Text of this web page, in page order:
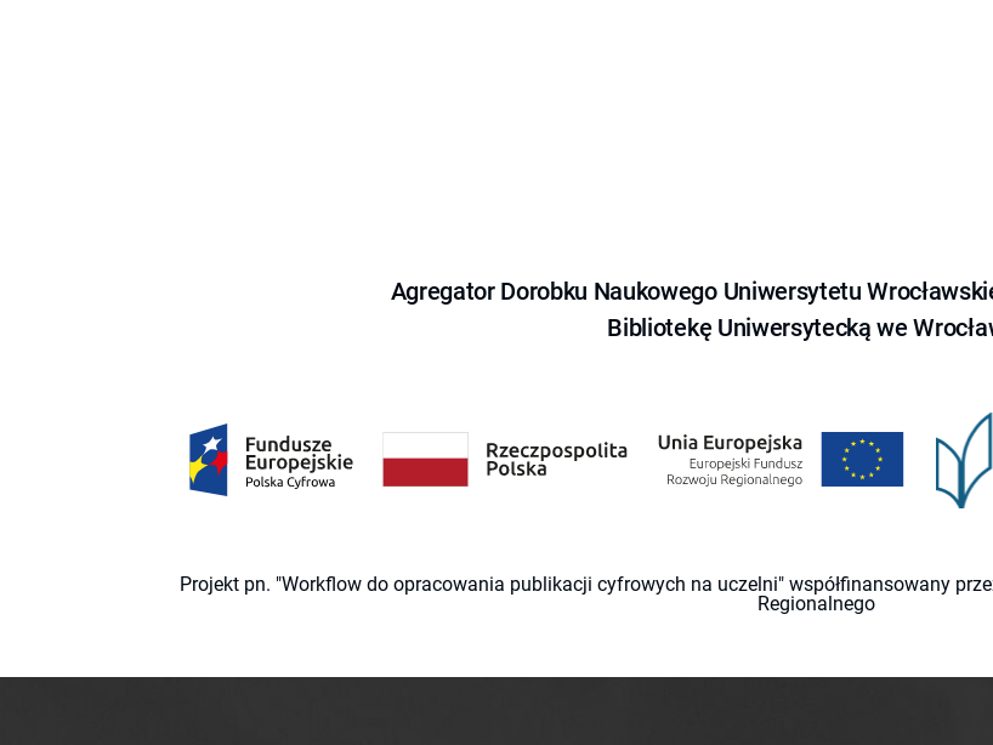
Agregator Dorobku Naukowego Uniwersytetu
Bibliotekę Uniwersytecką we
Projekt pn. "Workflow do opracowania publikacji cyfrowych na uczelni" współfinansowany
Regionalnego